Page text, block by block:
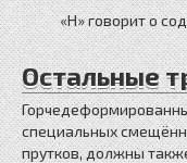
«Н» говорит о
Остальные
специальных
прутков, должны